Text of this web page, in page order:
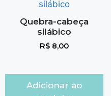
Quebra-cabeça
silábico
R$8,00
Adicionar ao